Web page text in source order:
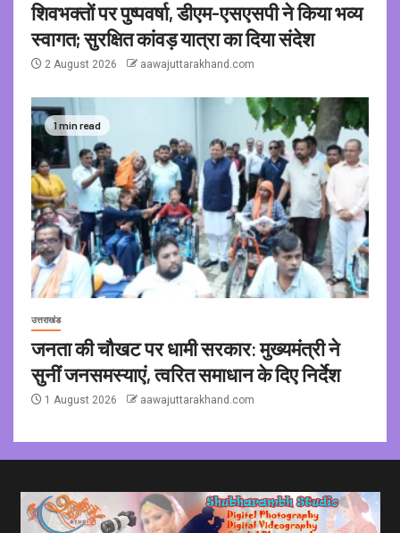
शिवभक्तों पर पुष्पवर्षा, डीएम-एसएसपी ने किया भव्य
स्वागत; सुरक्षित कांवड़ यात्रा का दिया संदेश
2 August 2026 aawajuttarakhand.com
1 min read
उत्तराखंड
जनता की चौखट पर धामी सरकार: मुख्यमंत्री ने
सुनीं जनसमस्याएं, त्वरित समाधान के दिए निर्देश
1 August 2026 aawajuttarakhand.com